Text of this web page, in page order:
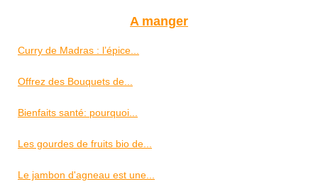
A manger
Curry de Madras : l’épice...
Offrez des Bouquets de...
Bienfaits santé: pourquoi...
Les gourdes de fruits bio de...
Le jambon d'agneau est une...